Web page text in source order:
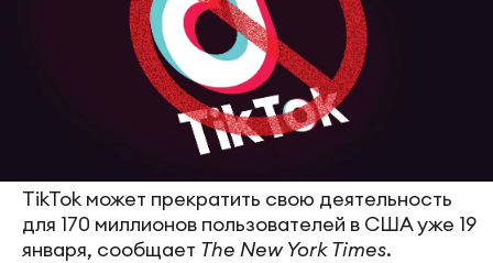
TikTok может прекратить свою деятельность
для 170 миллионов пользователей в США уже 19
января, сообщает The New York Times.